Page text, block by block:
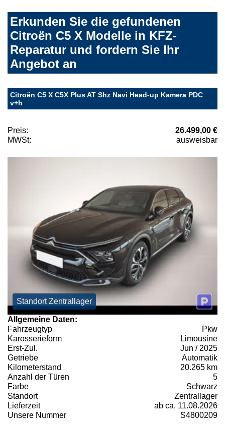
Erkunden Sie die gefundenen
Citroën C5 X Modelle in KFZ-
Reparatur und fordern Sie Ihr
Angebot an
Citroën C5 X C5X Plus AT Shz Navi Head-up Kamera PDC
v+h
Preis:
26.499,00 €
MWSt:
ausweisbar
Standort Zentrallager
Allgemeine Daten:
Fahrzeugtyp
Pkw
Karosserieform
Limousine
Erst-Zul.
Jun / 2025
Getriebe
Automatik
Kilometerstand
20.265 km
Anzahl der Türen
5
Farbe
Schwarz
Standort
Zentrallager
Lieferzeit
ab ca. 11.08.2026
Unsere Nummer
S4800209